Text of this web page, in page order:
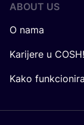
ABOUT US
O nama
Karijere u COSH!
Kako